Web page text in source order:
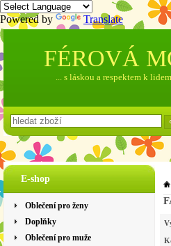
Powered by Translate
E-shop
Oblečení pro ženy
Doplňky
Oblečení pro muže
FÉROVÁ
... s láskou a respektem k